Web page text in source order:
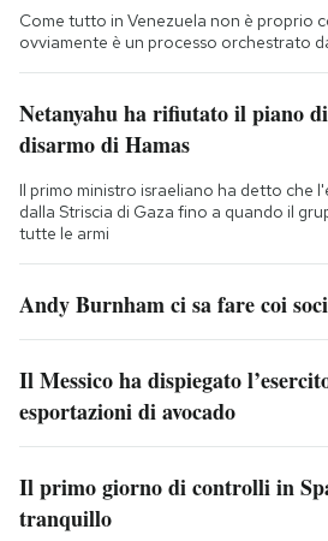
Come tutto in Venezuela non è proprio
ovviamente è un processo orchestrato
Netanyahu ha rifiutato il piano
disarmo di Hamas
Il primo ministro israeliano ha detto che
dalla Striscia di Gaza fino a quando il
tutte le armi
Andy Burnham ci sa fare coi
Il Messico ha dispiegato
esportazioni di avocado
Il primo giorno di controlli in
tranquillo